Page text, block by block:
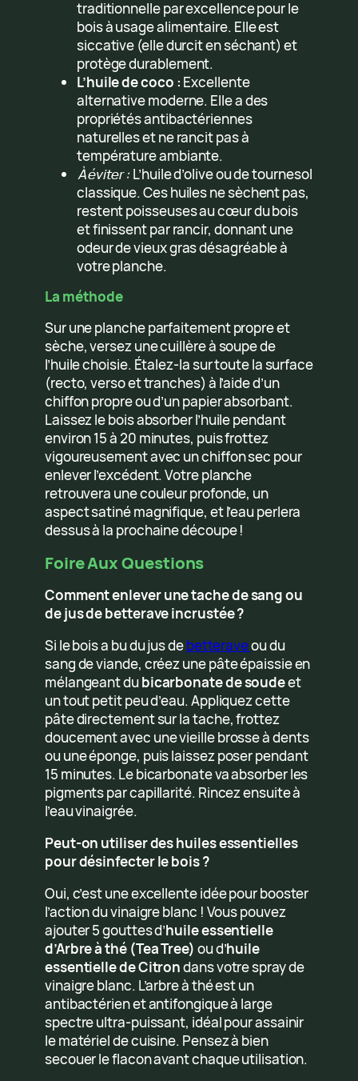
traditionnelle par excellence pour le
bois à usage alimentaire. Elle est
siccative (elle durcit en séchant) et
protège durablement.
L’huile de coco : Excellente
alternative moderne. Elle a des
propriétés antibactériennes
naturelles et ne rancit pas à
température ambiante.
À éviter : L’huile d’olive ou de tournesol
classique. Ces huiles ne sèchent pas,
restent poisseuses au cœur du bois
et finissent par rancir, donnant une
odeur de vieux gras désagréable à
votre planche.
La méthode
Sur une planche parfaitement propre et
sèche, versez une cuillère à soupe de
l’huile choisie. Étalez-la sur toute la surface
(recto, verso et tranches) à l’aide d’un
chiffon propre ou d’un papier absorbant.
Laissez le bois absorber l’huile pendant
environ 15 à 20 minutes, puis frottez
vigoureusement avec un chiffon sec pour
enlever l’excédent. Votre planche
retrouvera une couleur profonde, un
aspect satiné magnifique, et l’eau perlera
dessus à la prochaine découpe !
Foire Aux Questions
Comment enlever une tache de sang ou
de jus de betterave incrustée ?
Si le bois a bu du jus debetteraveou du
sang de viande, créez une pâte épaissie en
mélangeant dubicarbonate de soudeet
un tout petit peu d’eau. Appliquez cette
pâte directement sur la tache, frottez
doucement avec une vieille brosse à dents
ou une éponge, puis laissez poser pendant
15 minutes. Le bicarbonate va absorber les
pigments par capillarité. Rincez ensuite à
l’eau vinaigrée.
Peut-on utiliser des huiles essentielles
pour désinfecter le bois ?
Oui, c’est une excellente idée pour booster
l’action du vinaigre blanc ! Vous pouvez
ajouter 5 gouttes d’huile essentielle
d’Arbre à thé (Tea Tree) ou d’huile
essentielle de Citrondans votre spray de
vinaigre blanc. L’arbre à thé est un
antibactérien et antifongique à large
spectre ultra-puissant, idéal pour assainir
le matériel de cuisine. Pensez à bien
secouer le flacon avant chaque utilisation.